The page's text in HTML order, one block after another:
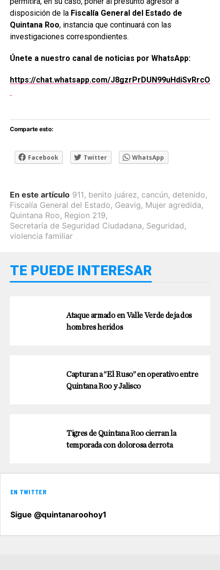
disposición de la Fiscalía General del Estado de
Quintana Roo, instancia que continuará con las
investigaciones correspondientes.
Únete a nuestro canal de noticias por WhatsApp:
https://chat.whatsapp.com/J8gzrPrDUN99uHdiSvRrcO
Comparte esto:
Facebook Twitter WhatsApp
En este artículo 911, benito juárez, cancún, detenido,
Fiscalía General del Estado, Geavig, Mujer agredida,
Quintana Roo, Region 219,
Secretaría de Seguridad Ciudadana, Seguridad,
violencia familiar
TE PUEDE INTERESAR
Ataque armado en Valle Verde deja dos
hombres heridos
Capturan a “El Ruso” en operativo entre
Quintana Roo y Jalisco
Tigres de Quintana Roo cierran la
temporada con dolorosa derrota
EN TWITTER
Sigue @quintanaroohoy1